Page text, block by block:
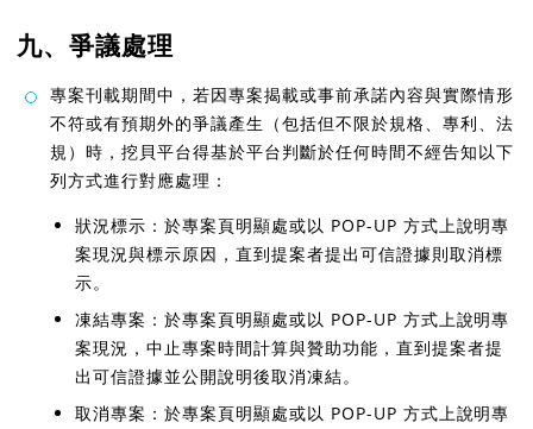
九、爭議處理
專案刊載期間中，若因專案揭載或事前承諾內容與實際情形
不符或有預期外的爭議產生（包括但不限於規格、專利、法
規）時，挖貝平台得基於平台判斷於任何時間不經告知以下
列方式進行對應處理：
狀況標示：於專案頁明顯處或以 POP-UP 方式上說明專
案現況與標示原因，直到提案者提出可信證據則取消標
示。
凍結專案：於專案頁明顯處或以 POP-UP 方式上說明專
案現況，中止專案時間計算與贊助功能，直到提案者提
出可信證據並公開說明後取消凍結。
取消專案：於專案頁明顯處或以 POP-UP 方式上說明專